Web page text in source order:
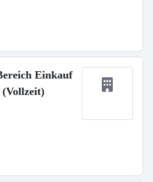
Einkauf